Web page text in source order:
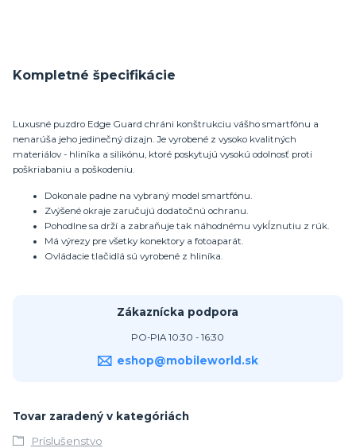
Kompletné špecifikácie
Luxusné puzdro Edge Guard chráni konštrukciu vášho smartfónu a
nenarúša jeho jedinečný dizajn. Je vyrobené z vysoko kvalitných
materiálov - hliníka a silikónu, ktoré poskytujú vysokú odolnosť proti
poškriabaniu a poškodeniu.
Dokonale padne na vybraný model smartfónu.
Zvýšené okraje zaručujú dodatočnú ochranu.
Pohodlne sa drží a zabraňuje tak náhodnému vykĺznutiu z rúk.
Má výrezy pre všetky konektory a fotoaparát.
Ovládacie tlačidlá sú vyrobené z hliníka.
Zákaznícka podpora
PO-PIA 10:30 - 16:30
eshop@mobileworld.sk
Tovar zaradený v kategóriách
Príslušenstvo